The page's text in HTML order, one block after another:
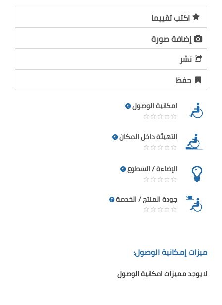
اكتب تقييما
إضافة صورة
نشر
حفظ
امكانية الوصول
التهيئة داخل المكان
الإضاءة / السطوع
جودة المنتج / الخدمة
ميزات إمكانية الوصول:
لا يوجد مميزات امكانية الوصول